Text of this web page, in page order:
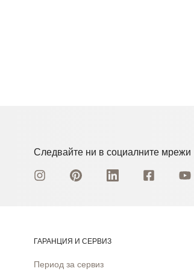
Следвайте ни в социалните мрежи
ГАРАНЦИЯ И СЕРВИЗ
Период за сервиз